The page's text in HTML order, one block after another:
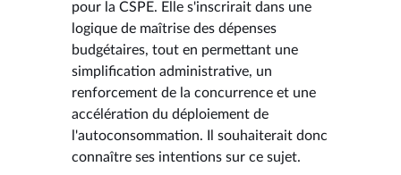
pour la CSPE. Elle s'inscrirait dans une
logique de maîtrise des dépenses
budgétaires, tout en permettant une
simplification administrative, un
renforcement de la concurrence et une
accélération du déploiement de
l'autoconsommation. Il souhaiterait donc
connaître ses intentions sur ce sujet.